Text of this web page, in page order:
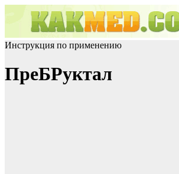
Инструкция по применению
ПреБРуктал